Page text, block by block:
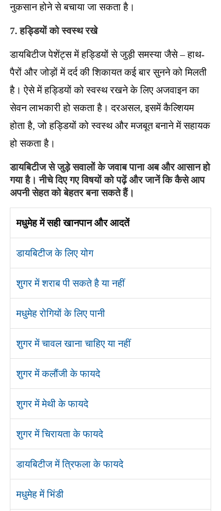
नुकसान होने से बचाया जा सकता है।
7. हड्डियों को स्वस्थ रखे
डायबिटीज पेशेंट्स में हड्डियों से जुड़ी समस्या जैसे – हाथ-
पैरों और जोड़ों में दर्द की शिकायत कई बार सुनने को मिलती
है। ऐसे में हड्डियों को स्वस्थ रखने के लिए अजवाइन का
सेवन लाभकारी हो सकता है। दरअसल, इसमें कैल्शियम
होता है, जो हड्डियों को स्वस्थ और मजबूत बनाने में सहायक
हो सकता है।
डायबिटीज से जुड़े सवालों के जवाब पाना अब और आसान हो
गया है। नीचे दिए गए विषयों को पढ़ें और जानें कि कैसे आप
अपनी सेहत को बेहतर बना सकते हैं।
मधुमेह में सही खानपान और आदतें
डायबिटीज के लिए योग
शुगर में शराब पी सकते है या नहीं
मधुमेह रोगियों के लिए पानी
शुगर में चावल खाना चाहिए या नहीं
शुगर में कलौंजी के फायदे
शुगर में मेथी के फायदे
शुगर में चिरायता के फायदे
डायबिटीज में त्रिफला के फायदे
मधुमेह में भिंडी